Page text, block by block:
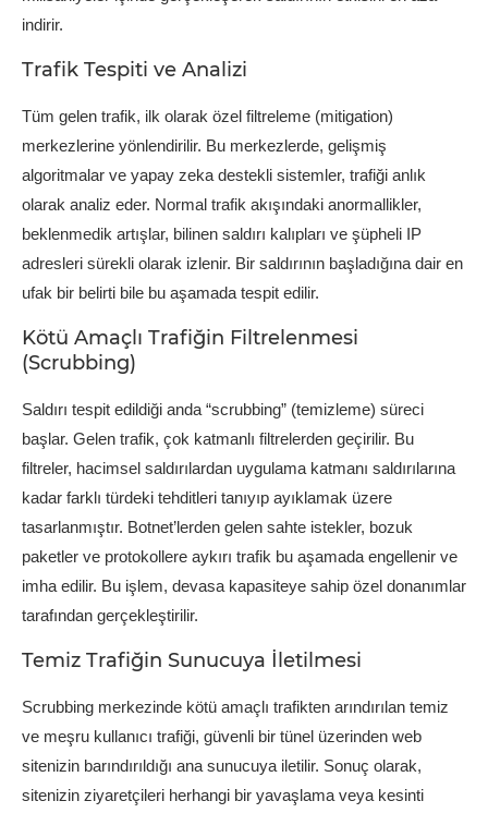
indirir.
Trafik Tespiti ve Analizi
Tüm gelen trafik, ilk olarak özel filtreleme (mitigation)
merkezlerine yönlendirilir. Bu merkezlerde, gelişmiş
algoritmalar ve yapay zeka destekli sistemler, trafiği anlık
olarak analiz eder. Normal trafik akışındaki anormallikler,
beklenmedik artışlar, bilinen saldırı kalıpları ve şüpheli IP
adresleri sürekli olarak izlenir. Bir saldırının başladığına dair en
ufak bir belirti bile bu aşamada tespit edilir.
Kötü Amaçlı Trafiğin Filtrelenmesi
(Scrubbing)
Saldırı tespit edildiği anda “scrubbing” (temizleme) süreci
başlar. Gelen trafik, çok katmanlı filtrelerden geçirilir. Bu
filtreler, hacimsel saldırılardan uygulama katmanı saldırılarına
kadar farklı türdeki tehditleri tanıyıp ayıklamak üzere
tasarlanmıştır. Botnet’lerden gelen sahte istekler, bozuk
paketler ve protokollere aykırı trafik bu aşamada engellenir ve
imha edilir. Bu işlem, devasa kapasiteye sahip özel donanımlar
tarafından gerçekleştirilir.
Temiz Trafiğin Sunucuya İletilmesi
Scrubbing merkezinde kötü amaçlı trafikten arındırılan temiz
ve meşru kullanıcı trafiği, güvenli bir tünel üzerinden web
sitenizin barındırıldığı ana sunucuya iletilir. Sonuç olarak,
sitenizin ziyaretçileri herhangi bir yavaşlama veya kesinti